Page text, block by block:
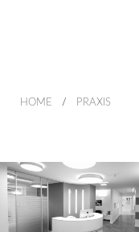
HOME PRAXIS